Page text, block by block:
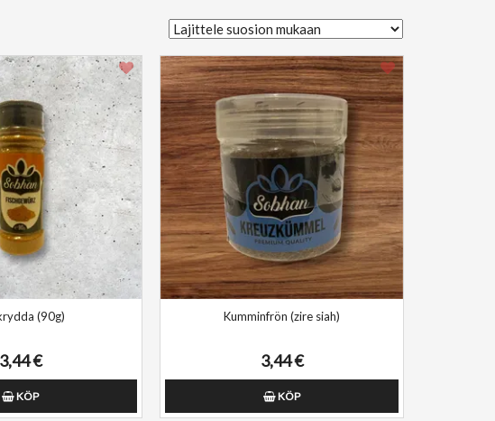
(90g)
3,44 €
KÖP
Kumminfrön (zire siah)
3,44 €
KÖP